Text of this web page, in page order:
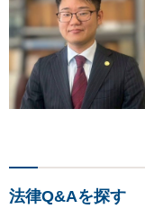
法律Q&Aを探す